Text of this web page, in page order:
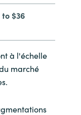
to $36
à l'échelle
marché